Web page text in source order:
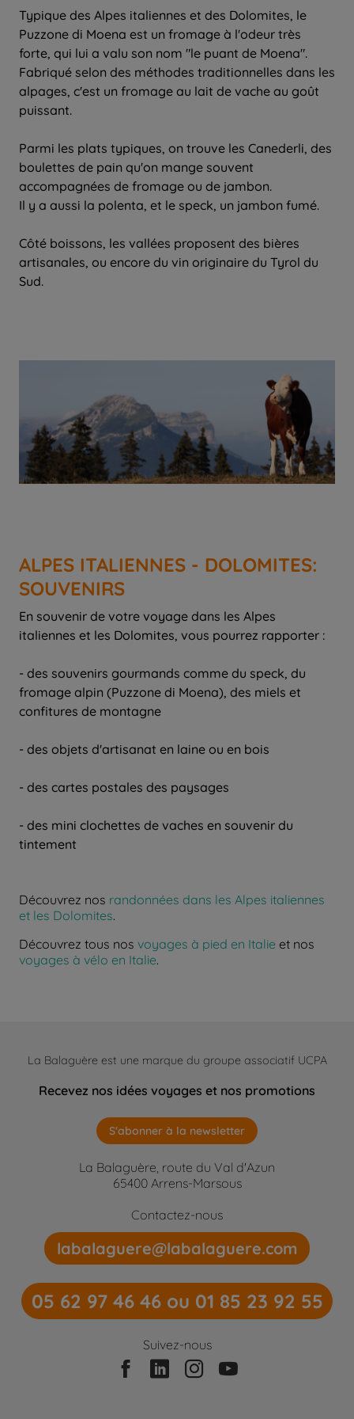
Typique des Alpes italiennes et des Dolomites, le
Puzzone di Moena est un fromage à l'odeur très
forte, qui lui a valu son nom "le puant de Moena".
Fabriqué selon des méthodes traditionnelles dans les
alpages, c'est un fromage au lait de vache au goût
puissant.
Parmi les plats typiques, on trouve les Canederli, des
boulettes de pain qu'on mange souvent
accompagnées de fromage ou de jambon.
Il y a aussi la polenta, et le speck, un jambon fumé.
Côté boissons, les vallées proposent des bières
artisanales, ou encore du vin originaire du Tyrol du
Sud.
ALPES ITALIENNES - DOLOMITES:
SOUVENIRS
En souvenir de votre voyage dans les Alpes
italiennes et les Dolomites, vous pourrez rapporter :
- des souvenirs gourmands comme du speck, du
fromage alpin (Puzzone di Moena), des miels et
confitures de montagne
- des objets d'artisanat en laine ou en bois
- des cartes postales des paysages
- des mini clochettes de vaches en souvenir du
tintement
Découvrez nos randonnées dans les Alpes italiennes
et les Dolomites.
Découvrez tous nos voyages à pied en Italie et nos
voyages à vélo en Italie.
La Balaguère est une marque du groupe associatif UCPA
Recevez nos idées voyages et nos promotions
S'abonner à la newsletter
La Balaguère, route du Val d'Azun
65400 Arrens-Marsous
Contactez-nous
labalaguere@labalaguere.com
05 62 97 46 46 ou 01 85 23 92 55
Suivez-nous